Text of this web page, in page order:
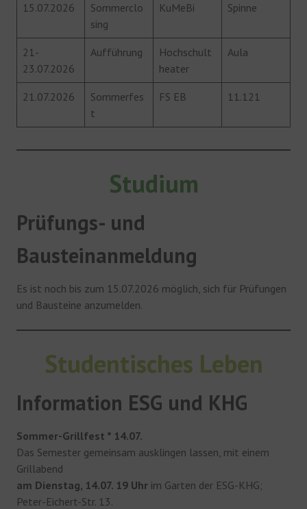
15.07.2026
Sommerclo
sing
KuMeBi Spinne
21-
23.07.2026
Aufführung
Hochschult
heater
Aula
21.07.2026
Sommerfes
t
FS EB 11.121
Studium
Prüfungs- und
Bausteinanmeldung
Es ist noch bis zum 15.07.2026 möglich, sich für Prüfungen
und Bausteine anzumelden.
Studentisches Leben
Information ESG und KHG
Sommer-Grillfest * 14.07.
Das Semester gemeinsam ausklingen lassen, mit einem
Grillabend
am Dienstag, 14.07. 19 Uhr im Garten der ESG-KHG;
Peter-Eichert-Str. 13.